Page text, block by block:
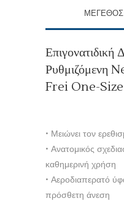
Επιγονατιδική
Ρυθμιζόμενη
Frei One-
• Μειώνει τον
• Ανατομικός
καθημερινή χρήση
• Αεροδιαπερατό
πρόσθετη άνεση